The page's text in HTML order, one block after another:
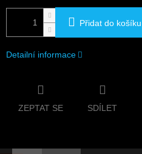
Přidat do košíku
Detailní informace
ZEPTAT SE SDÍLET